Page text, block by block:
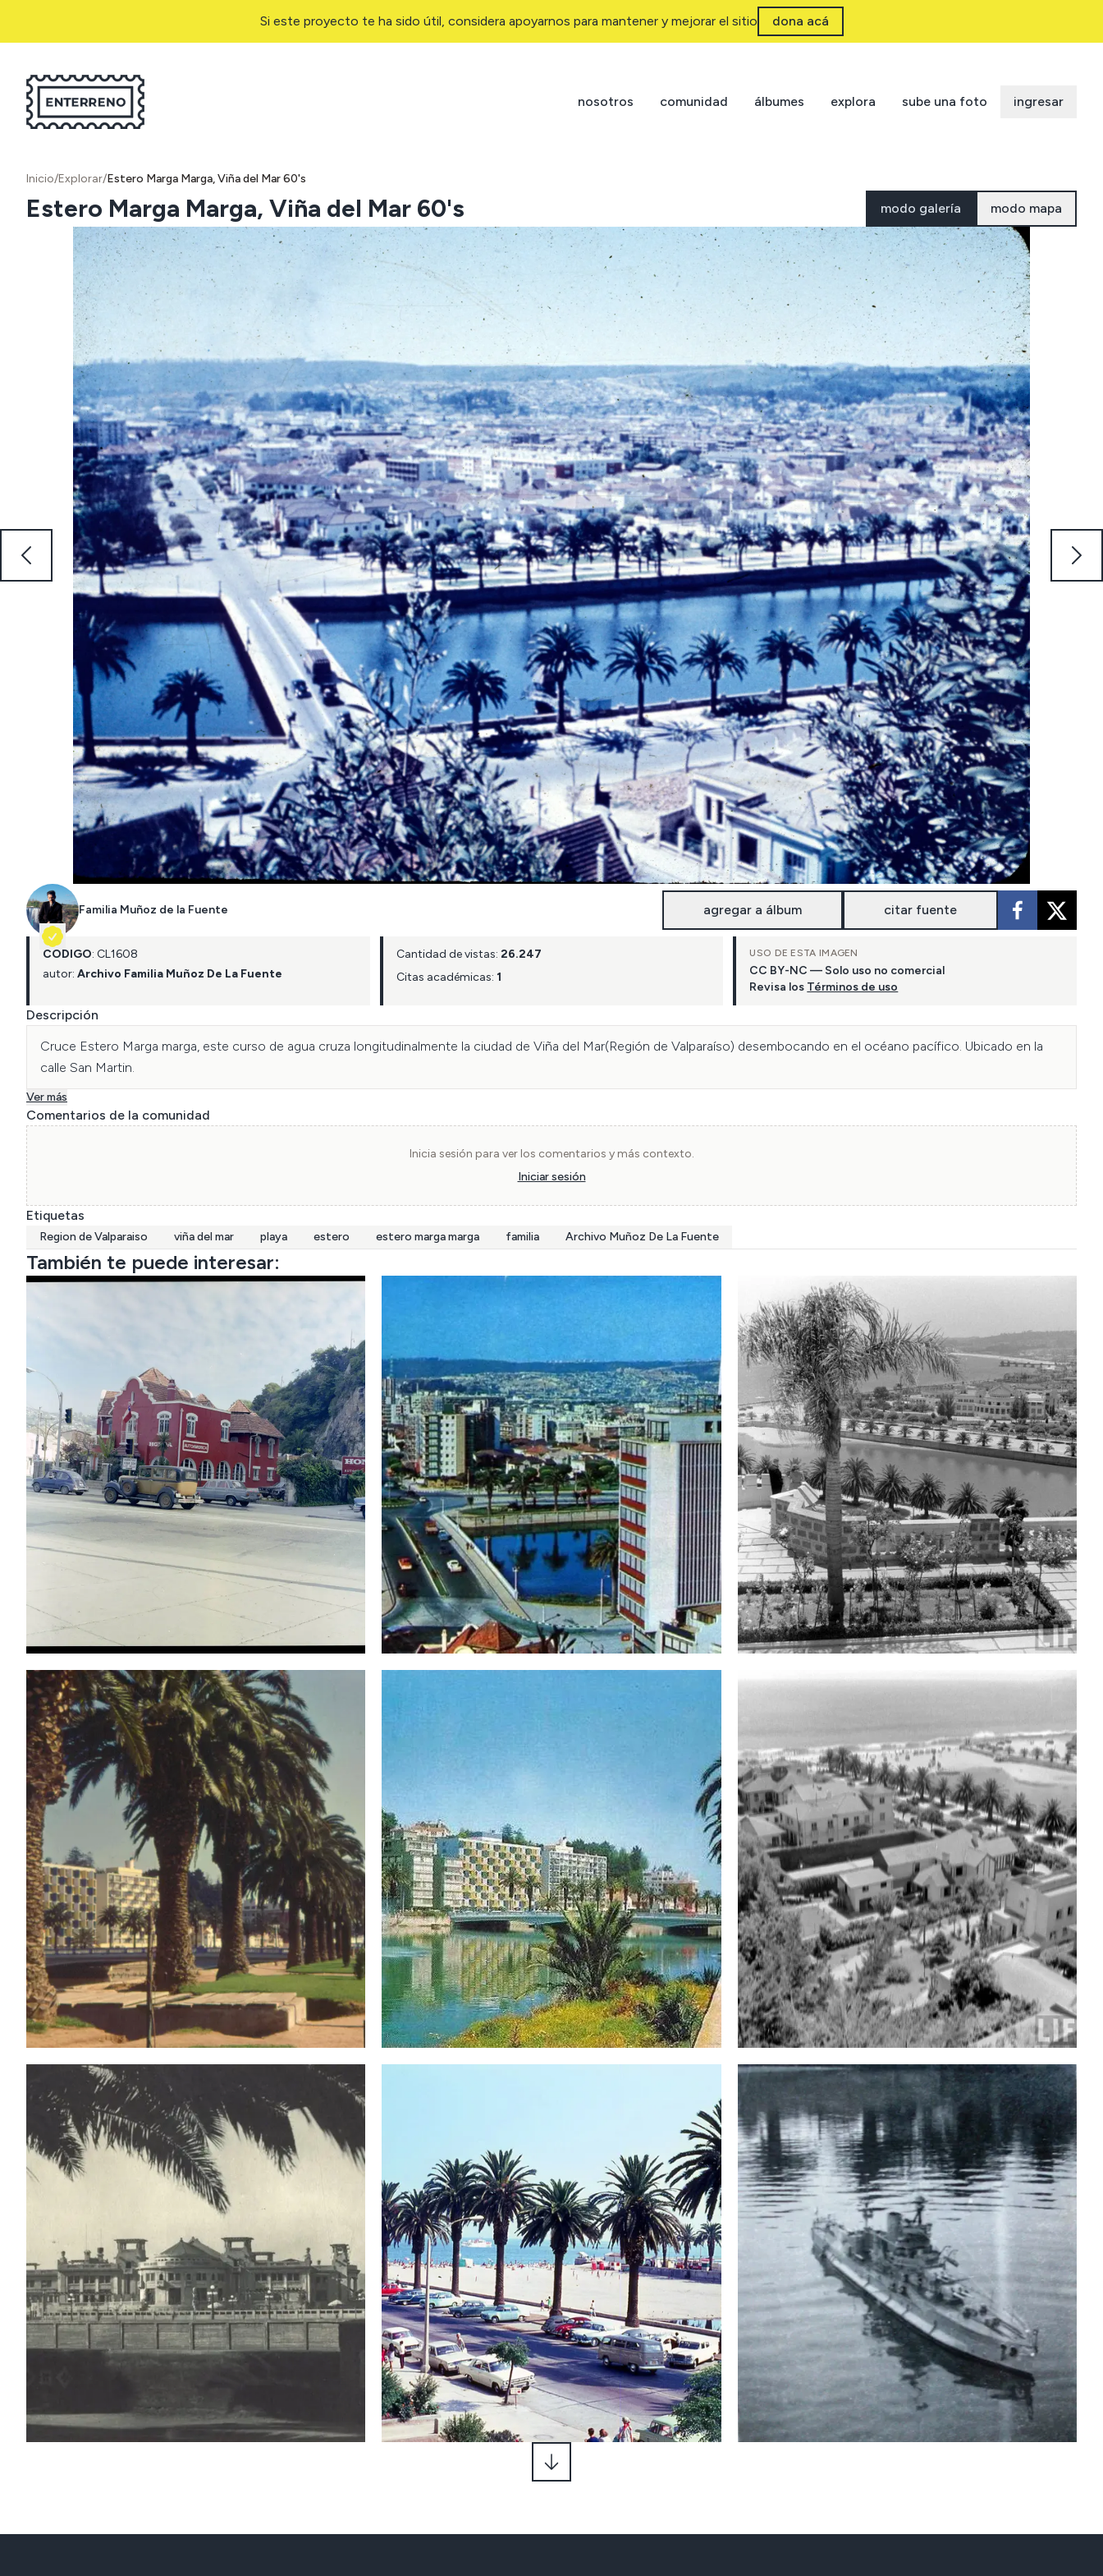
Si este proyecto te ha sido útil, considera apoyarnos para mantener y mejorar el sitio dona acá
nosotros comunidad álbumes explora sube una foto ingresar
Inicio/Explorar/Estero Marga Marga, Viña del Mar 60's
Estero Marga Marga, Viña del Mar 60's modo galería modo mapa
Familia Muñoz de la Fuente agregar a álbum citar fuente
CÓDIGO: CL1608
autor: Archivo Familia Muñoz De La Fuente
Cantidad de vistas: 26.247
Citas académicas: 1
USO DE ESTA IMAGEN
CC BY-NC — Solo uso no comercial
Revisa los Términos de uso
Descripción
Cruce Estero Marga marga, este curso de agua cruza longitudinalmente la ciudad de Viña del Mar(Región de Valparaíso) desembocando en el océano pacífico. Ubicado en la
calle San Martin.
Ver más
Comentarios de la comunidad
Inicia sesión para ver los comentarios y más contexto.
Iniciar sesión
Etiquetas
Region de Valparaiso viña del mar playa estero estero marga marga familia Archivo Muñoz De La Fuente
También te puede interesar: